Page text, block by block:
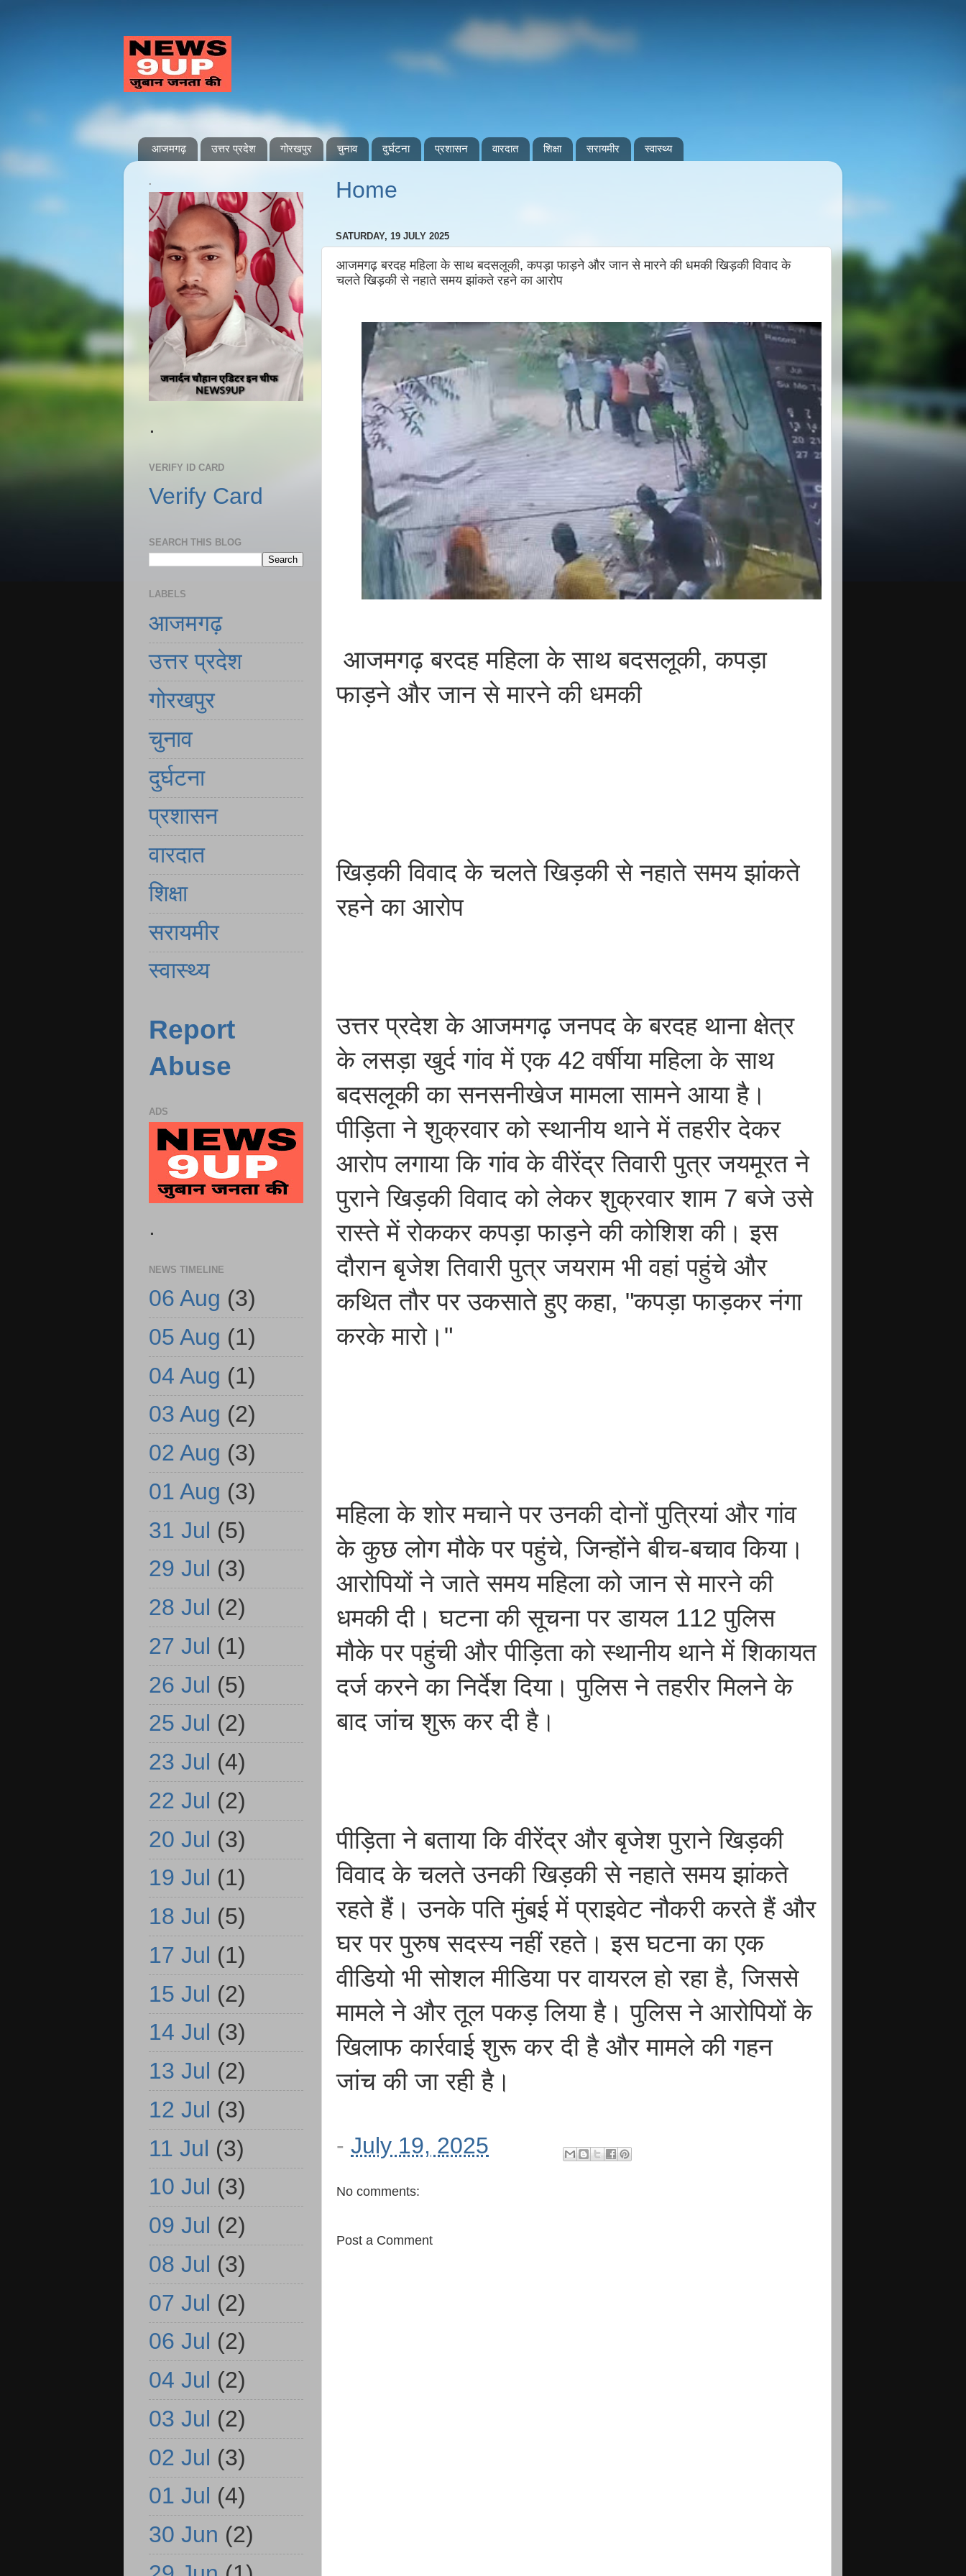
आजमगढ़ उत्तर प्रदेश गोरखपुर चुनाव दुर्घटना प्रशासन वारदात शिक्षा सरायमीर स्वास्थ्य
Home
SATURDAY, 19 JULY 2025
आजमगढ़ बरदह महिला के साथ बदसलूकी, कपड़ा फाड़ने और जान से मारने की धमकी खिड़की विवाद के
चलते खिड़की से नहाते समय झांकते रहने का आरोप
आजमगढ़ बरदह महिला के साथ बदसलूकी, कपड़ा
फाड़ने और जान से मारने की धमकी
खिड़की विवाद के चलते खिड़की से नहाते समय झांकते
रहने का आरोप
उत्तर प्रदेश के आजमगढ़ जनपद के बरदह थाना क्षेत्र
के लसड़ा खुर्द गांव में एक 42 वर्षीया महिला के साथ
बदसलूकी का सनसनीखेज मामला सामने आया है।
पीड़िता ने शुक्रवार को स्थानीय थाने में तहरीर देकर
आरोप लगाया कि गांव के वीरेंद्र तिवारी पुत्र जयमूरत ने
पुराने खिड़की विवाद को लेकर शुक्रवार शाम 7 बजे उसे
रास्ते में रोककर कपड़ा फाड़ने की कोशिश की। इस
दौरान बृजेश तिवारी पुत्र जयराम भी वहां पहुंचे और
कथित तौर पर उकसाते हुए कहा, "कपड़ा फाड़कर नंगा
करके मारो।"
महिला के शोर मचाने पर उनकी दोनों पुत्रियां और गांव
के कुछ लोग मौके पर पहुंचे, जिन्होंने बीच-बचाव किया।
आरोपियों ने जाते समय महिला को जान से मारने की
धमकी दी। घटना की सूचना पर डायल 112 पुलिस
मौके पर पहुंची और पीड़िता को स्थानीय थाने में शिकायत
दर्ज करने का निर्देश दिया। पुलिस ने तहरीर मिलने के
बाद जांच शुरू कर दी है।
पीड़िता ने बताया कि वीरेंद्र और बृजेश पुराने खिड़की
विवाद के चलते उनकी खिड़की से नहाते समय झांकते
रहते हैं। उनके पति मुंबई में प्राइवेट नौकरी करते हैं और
घर पर पुरुष सदस्य नहीं रहते। इस घटना का एक
वीडियो भी सोशल मीडिया पर वायरल हो रहा है, जिससे
मामले ने और तूल पकड़ लिया है। पुलिस ने आरोपियों के
खिलाफ कार्रवाई शुरू कर दी है और मामले की गहन
जांच की जा रही है।
- July 19, 2025
No comments:
Post a Comment
.
.
VERIFY ID CARD
Verify Card
SEARCH THIS BLOG
LABELS
आजमगढ़
उत्तर प्रदेश
गोरखपुर
चुनाव
दुर्घटना
प्रशासन
वारदात
शिक्षा
सरायमीर
स्वास्थ्य
Report
Abuse
ADS
.
NEWS TIMELINE
06 Aug (3)
05 Aug (1)
04 Aug (1)
03 Aug (2)
02 Aug (3)
01 Aug (3)
31 Jul (5)
29 Jul (3)
28 Jul (2)
27 Jul (1)
26 Jul (5)
25 Jul (2)
23 Jul (4)
22 Jul (2)
20 Jul (3)
19 Jul (1)
18 Jul (5)
17 Jul (1)
15 Jul (2)
14 Jul (3)
13 Jul (2)
12 Jul (3)
11 Jul (3)
10 Jul (3)
09 Jul (2)
08 Jul (3)
07 Jul (2)
06 Jul (2)
04 Jul (2)
03 Jul (2)
02 Jul (3)
01 Jul (4)
30 Jun (2)